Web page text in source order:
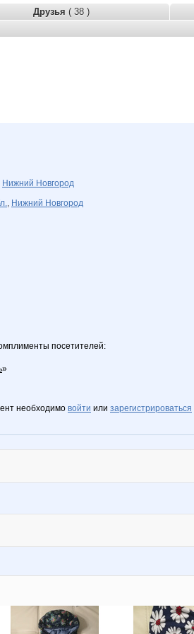
Друзья ( 38 )
Нижний Новгород
, Нижний Новгород
посетителей:
»
необходимо войти или зарегистрироваться